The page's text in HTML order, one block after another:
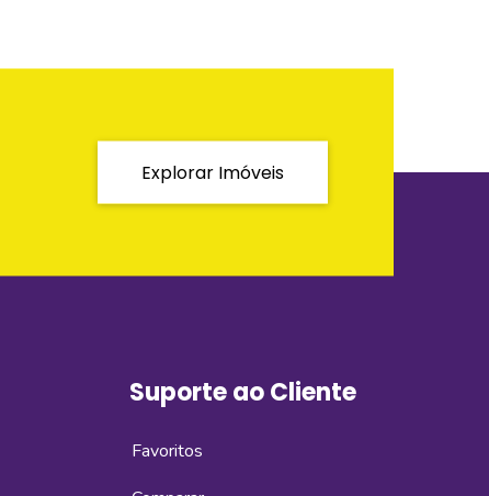
Explorar Imóveis
Suporte ao Cliente
Favoritos